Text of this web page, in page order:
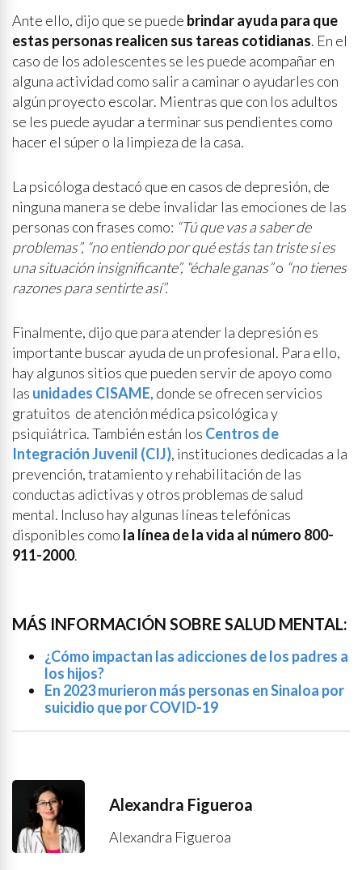
Ante ello, dijo que se puede brindar ayuda para que
estas personas realicen sus tareas cotidianas. En el
caso de los adolescentes se les puede acompañar en
alguna actividad como salir a caminar o ayudarles con
algún proyecto escolar. Mientras que con los adultos
se les puede ayudar a terminar sus pendientes como
hacer el súper o la limpieza de la casa.
La psicóloga destacó que en casos de depresión, de
ninguna manera se debe invalidar las emociones de las
personas con frases como: “Tú que vas a saber de
problemas”, “no entiendo por qué estás tan triste si es
una situación insignificante”, “échale ganas”o “no tienes
razones para sentirte así”.
Finalmente, dijo que para atender la depresión es
importante buscar ayuda de un profesional. Para ello,
hay algunos sitios que pueden servir de apoyo como
las unidades CISAME, donde se ofrecen servicios
gratuitos de atención médica psicológica y
psiquiátrica. También están los Centros de
Integración Juvenil (CIJ), instituciones dedicadas a la
prevención, tratamiento y rehabilitación de las
conductas adictivas y otros problemas de salud
mental. Incluso hay algunas líneas telefónicas
disponibles como la línea de la vida al número 800-
911-2000.
MÁS INFORMACIÓN SOBRE SALUD MENTAL:
¿Cómo impactan las adicciones de los padres a
los hijos?
En 2023 murieron más personas en Sinaloa por
suicidio que por COVID-19
Alexandra Figueroa
Alexandra Figueroa